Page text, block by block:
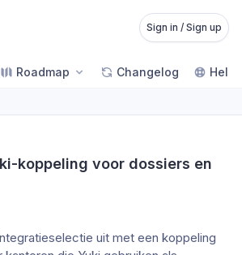
Sign in / Sign up
Roadmap Changelog Help
koppeling voor dossiers en
uit met een koppeling